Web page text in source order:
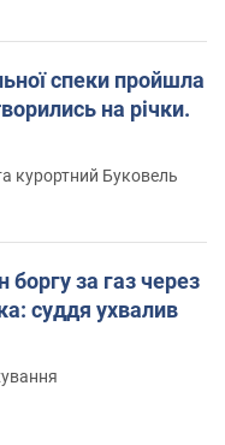
спеки пройшла
на річки.
курортний Буковель
боргу за газ через
суддя ухвалив